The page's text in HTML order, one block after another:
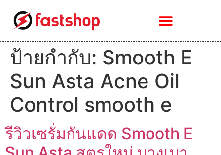
ป้ายกำกับ: Smooth E
Sun Asta Acne Oil
Control smooth e
รีวิวเซรั่มกันแดด Smooth E